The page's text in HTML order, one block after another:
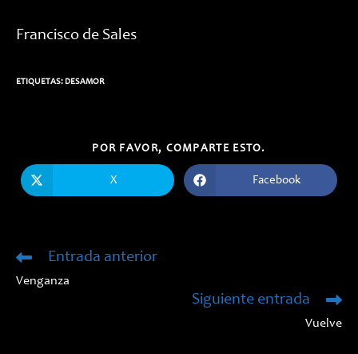
Francisco de Sales
ETIQUETAS: DESAMOR
POR FAVOR, COMPARTE ESTO.
CONTENIDO
abre
X
Se
abre
Facebook
Leer
artículos
Entrada anterior
Venganza
Siguiente entrada
Vuelve